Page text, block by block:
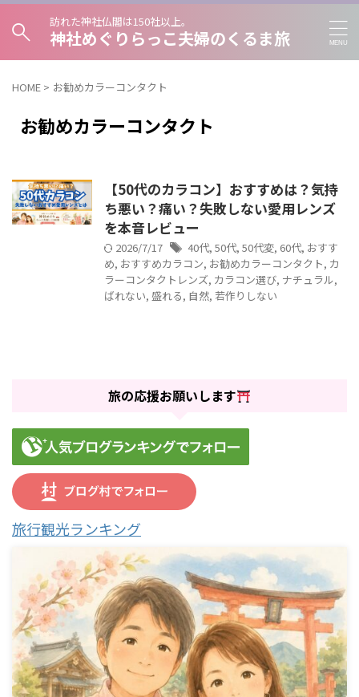
訪れた神社仏閣は150社以上。
神社めぐりらっこ夫婦のくるま旅
HOME > お勧めカラーコンタクト
お勧めカラーコンタクト
【50代のカラコン】おすすめは？気持
ち悪い？痛い？失敗しない愛用レンズ
を本音レビュー
2026/7/17 40代, 50代, 50代変, 60代, おすす
め, おすすめカラコン, お勧めカラーコンタクト, カ
ラーコンタクトレンズ, カラコン選び, ナチュラル,
ばれない, 盛れる, 自然, 若作りしない
旅の応援お願いします
旅行観光ランキング